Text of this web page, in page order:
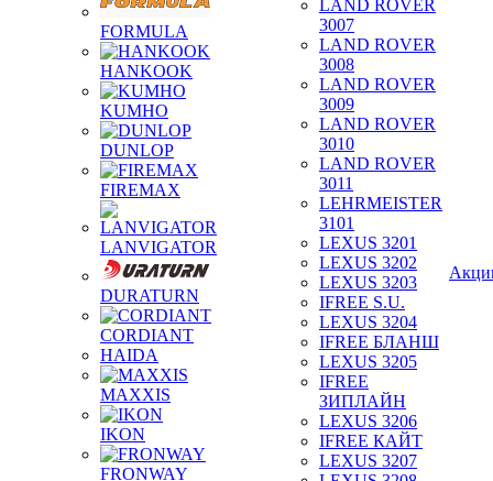
FORMULA
HANKOOK
KUMHO
DUNLOP
FIREMAX
LANVIGATOR
DURATURN
CORDIANT
HAIDA
MAXXIS
IKON
FRONWAY
LAND ROVER
3007
LAND ROVER
3008
LAND ROVER
3009
LAND ROVER
3010
LAND ROVER
3011
LEHRMEISTER
3101
LEXUS 3201
LEXUS 3202
LEXUS 3203
IFREE S.U.
LEXUS 3204
IFREE БЛАНШ
LEXUS 3205
IFREE
ЗИПЛАЙН
LEXUS 3206
IFREE КАЙТ
LEXUS 3207